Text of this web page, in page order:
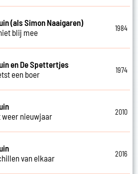
(als Simon Naaigaren)
blij mee
1984
en De Spettertjes
een boer
1974
weer nieuwjaar
2010
van elkaar
2016